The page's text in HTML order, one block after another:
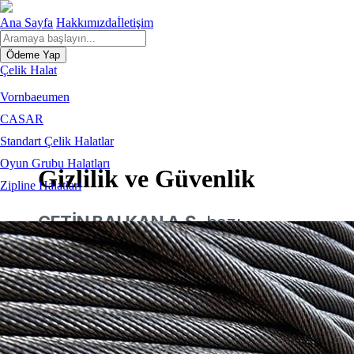
Ana Sayfa Hakkımızdaİletişim
Ödeme Yap
Çelik Halat
Vornbaeumen
CASAR
Standart Çelik Halatlar
Oyun Grubu Halatları
Zipline Halatları
Gizlilik ve Güvenlik
ÇETİN BALKAN A.Ş, bazı
dönemlerde müşterilerine ve
üyelerine çeşitli kampanya
bilgileri, yeni projeler hakkında
tanıtım metinleri ve promosyon
teklifleri göndererek kişisel veri